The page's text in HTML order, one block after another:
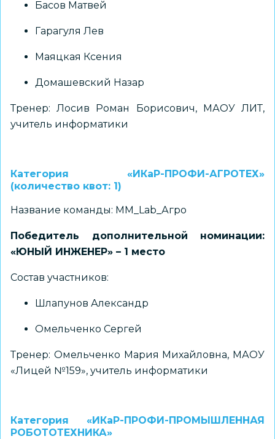
Басов Матвей
Гарагуля Лев
Маяцкая Ксения
Домашевский Назар
Тренер: Лосив Роман Борисович, МАОУ ЛИТ,
учитель информатики
Категория «ИКаР-ПРОФИ-АГРОТЕХ»
(количество квот: 1)
Название команды: MM_Lab_Агро
Победитель дополнительной номинации:
«ЮНЫЙ ИНЖЕНЕР» – 1 место
Состав участников:
Шлапунов Александр
Омельченко Сергей
Тренер: Омельченко Мария Михайловна, МАОУ
«Лицей №159», учитель информатики
Категория «ИКаР-ПРОФИ-ПРОМЫШЛЕННАЯ
РОБОТОТЕХНИКА»